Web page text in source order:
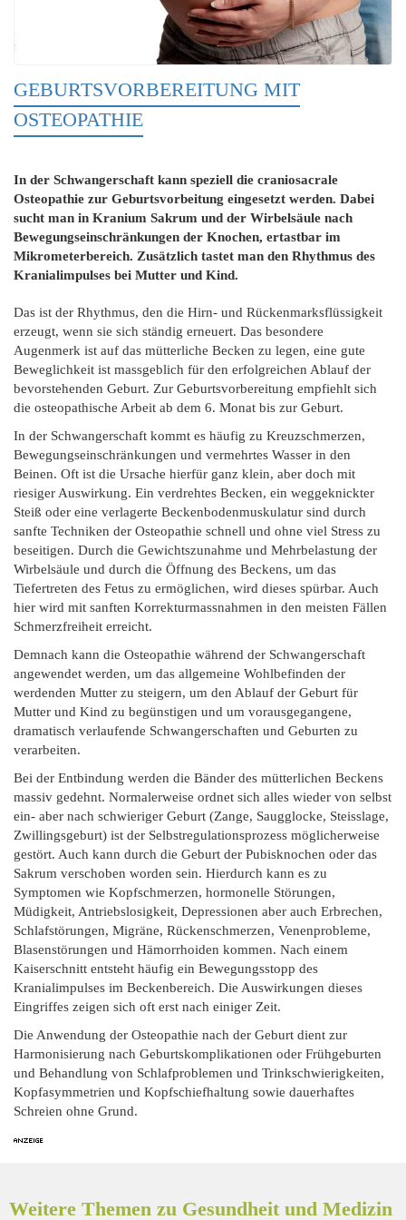
GEBURTSVORBEREITUNG MIT
OSTEOPATHIE
In der Schwangerschaft kann speziell die craniosacrale
Osteopathie zur Geburtsvorbeitung eingesetzt werden. Dabei
sucht man in Kranium Sakrum und der Wirbelsäule nach
Bewegungseinschränkungen der Knochen, ertastbar im
Mikrometerbereich. Zusätzlich tastet man den Rhythmus des
Kranialimpulses bei Mutter und Kind.
Das ist der Rhythmus, den die Hirn- und Rückenmarksflüssigkeit
erzeugt, wenn sie sich ständig erneuert. Das besondere
Augenmerk ist auf das mütterliche Becken zu legen, eine gute
Beweglichkeit ist massgeblich für den erfolgreichen Ablauf der
bevorstehenden Geburt. Zur Geburtsvorbereitung empfiehlt sich
die osteopathische Arbeit ab dem 6. Monat bis zur Geburt.
In der Schwangerschaft kommt es häufig zu Kreuzschmerzen,
Bewegungseinschränkungen und vermehrtes Wasser in den
Beinen. Oft ist die Ursache hierfür ganz klein, aber doch mit
riesiger Auswirkung. Ein verdrehtes Becken, ein weggeknickter
Steiß oder eine verlagerte Beckenbodenmuskulatur sind durch
sanfte Techniken der Osteopathie schnell und ohne viel Stress zu
beseitigen. Durch die Gewichtszunahme und Mehrbelastung der
Wirbelsäule und durch die Öffnung des Beckens, um das
Tiefertreten des Fetus zu ermöglichen, wird dieses spürbar. Auch
hier wird mit sanften Korrekturmassnahmen in den meisten Fällen
Schmerzfreiheit erreicht.
Demnach kann die Osteopathie während der Schwangerschaft
angewendet werden, um das allgemeine Wohlbefinden der
werdenden Mutter zu steigern, um den Ablauf der Geburt für
Mutter und Kind zu begünstigen und um vorausgegangene,
dramatisch verlaufende Schwangerschaften und Geburten zu
verarbeiten.
Bei der Entbindung werden die Bänder des mütterlichen Beckens
massiv gedehnt. Normalerweise ordnet sich alles wieder von selbst
ein- aber nach schwieriger Geburt (Zange, Saugglocke, Steisslage,
Zwillingsgeburt) ist der Selbstregulationsprozess möglicherweise
gestört. Auch kann durch die Geburt der Pubisknochen oder das
Sakrum verschoben worden sein. Hierdurch kann es zu
Symptomen wie Kopfschmerzen, hormonelle Störungen,
Müdigkeit, Antriebslosigkeit, Depressionen aber auch Erbrechen,
Schlafstörungen, Migräne, Rückenschmerzen, Venenprobleme,
Blasenstörungen und Hämorrhoiden kommen. Nach einem
Kaiserschnitt entsteht häufig ein Bewegungsstopp des
Kranialimpulses im Beckenbereich. Die Auswirkungen dieses
Eingriffes zeigen sich oft erst nach einiger Zeit.
Die Anwendung der Osteopathie nach der Geburt dient zur
Harmonisierung nach Geburtskomplikationen oder Frühgeburten
und Behandlung von Schlafproblemen und Trinkschwierigkeiten,
Kopfasymmetrien und Kopfschiefhaltung sowie dauerhaftes
Schreien ohne Grund.
Weitere Themen zu Gesundheit und Medizin